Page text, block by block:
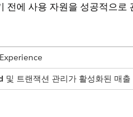
전에 사용 자원을 성공적으로
및 트랜잭션 관리가 활성화된 매출